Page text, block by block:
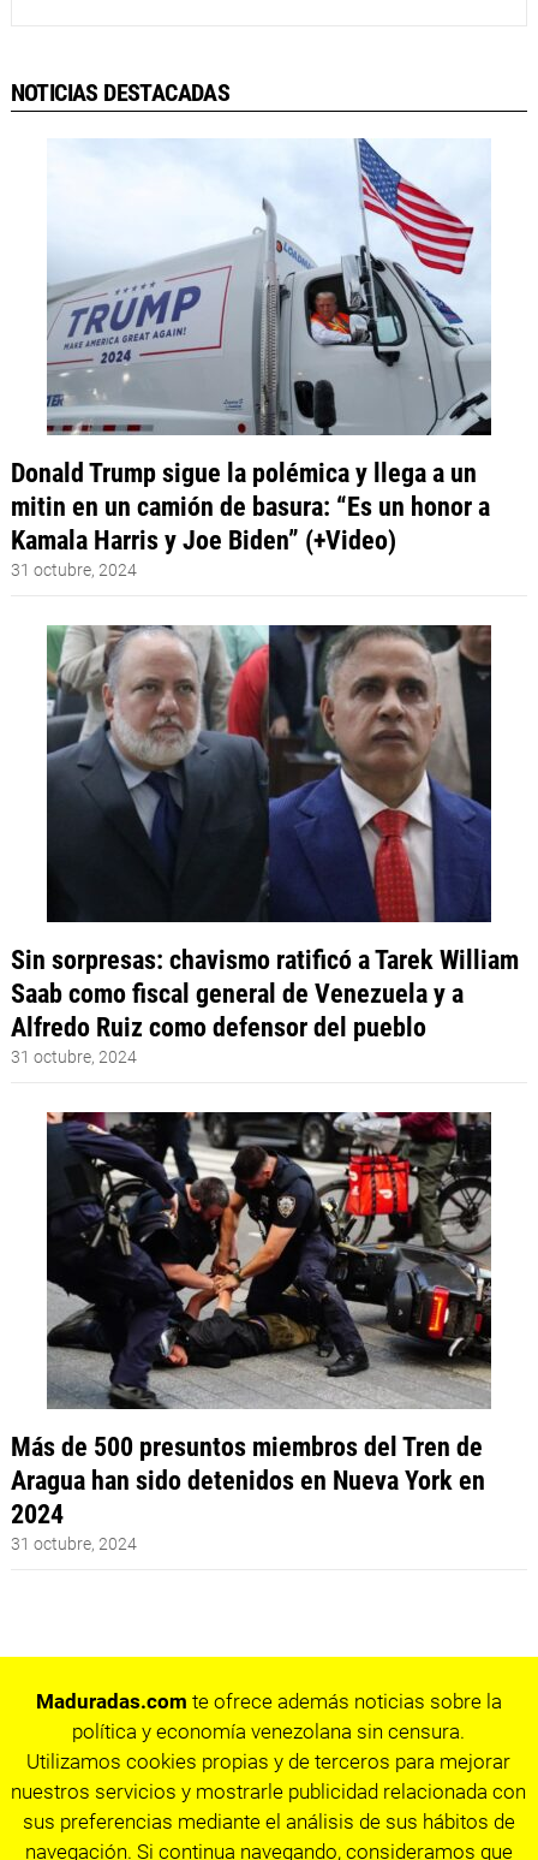
NOTICIAS DESTACADAS
Donald Trump sigue la polémica y llega a un
mitin en un camión de basura: “Es un honor a
Kamala Harris y Joe Biden” (+Video)
31 octubre, 2024
Sin sorpresas: chavismo ratificó a Tarek William
Saab como fiscal general de Venezuela y a
Alfredo Ruiz como defensor del pueblo
31 octubre, 2024
Más de 500 presuntos miembros del Tren de
Aragua han sido detenidos en Nueva York en
2024
31 octubre, 2024
Maduradas.com te ofrece además noticias sobre la
política y economía venezolana sin censura.
Utilizamos cookies propias y de terceros para mejorar
nuestros servicios y mostrarle publicidad relacionada con
sus preferencias mediante el análisis de sus hábitos de
navegación. Si continua navegando, consideramos que